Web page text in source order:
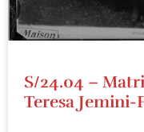
S/24.04 –
Teresa Jemini-